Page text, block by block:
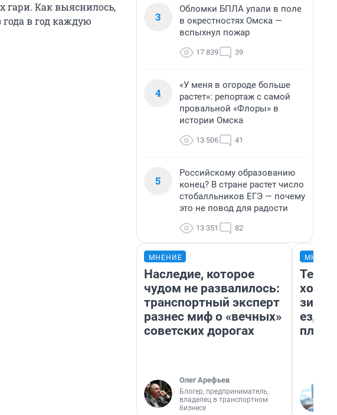
гари. Как выяснилось,
года в год каждую
3
Обломки БПЛА упали в поле
в окрестностях Омска —
вспыхнул пожар
17 839 39
4
«У меня в огороде больше
растет»: репортаж с самой
провальной «Флоры» в
истории Омска
13 506 41
5
Российскому образованию
конец? В стране растет число
стобалльников ЕГЭ — почему
это не повод для радости
13 351 82
МНЕНИЕ
Наследие, которое
чудом не развалилось:
транспортный эксперт
разнес миф о «вечных»
советских дорогах
Олег Арефьев
Блогер, предприниматель,
владелец в транспортном
бизнесе
ездит